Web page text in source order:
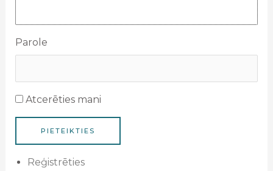
Parole
Atcerēties mani
PIETEIKTIES
Reģistrēties